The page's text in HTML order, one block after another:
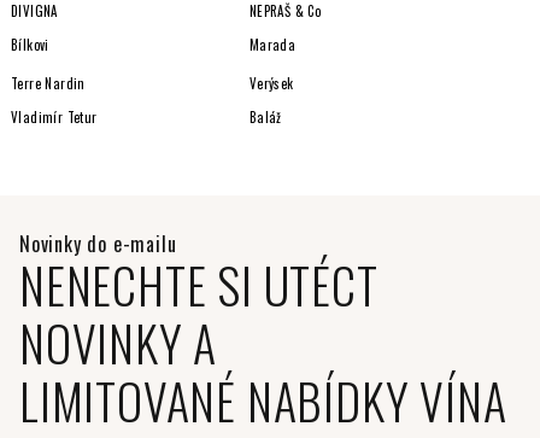
DIVIGNA
NEPRAŠ & Co
Bílkovi
Marada
Terre Nardin
Verýsek
Vladimír Tetur
Baláž
NENECHTE SI UTÉCT
NOVINKY A
LIMITOVANÉ NABÍDKY VÍNA